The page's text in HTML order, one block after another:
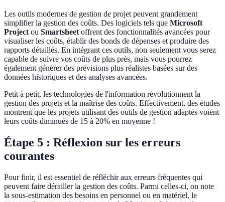
Les outils modernes de gestion de projet peuvent grandement
simplifier la gestion des coûts. Des logiciels tels que Microsoft
Project ou Smartsheet offrent des fonctionnalités avancées pour
visualiser les coûts, établir des bonds de dépenses et produire des
rapports détaillés. En intégrant ces outils, non seulement vous serez
capable de suivre vos coûts de plus près, mais vous pourrez
également générer des prévisions plus réalistes basées sur des
données historiques et des analyses avancées.
Petit à petit, les technologies de l'information révolutionnent la
gestion des projets et la maîtrise des coûts. Effectivement, des études
montrent que les projets utilisant des outils de gestion adaptés voient
leurs coûts diminués de 15 à 20% en moyenne !
Étape 5 : Réflexion sur les erreurs
courantes
Pour finir, il est essentiel de réfléchir aux erreurs fréquentes qui
peuvent faire dérailler la gestion des coûts. Parmi celles-ci, on note
la sous-estimation des besoins en personnel ou en matériel, le